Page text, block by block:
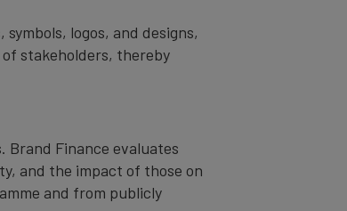
logos, and designs,
stakeholders, thereby
Brand Finance evaluates
and the impact of those on
and from publicly